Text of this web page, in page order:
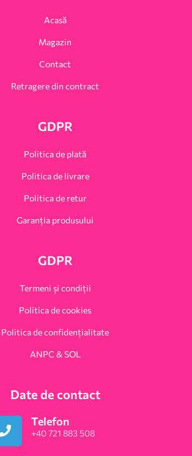
Acasă
Magazin
Contact
Retragere din contract
GDPR
Politica de plată
Politica de livrare
Politica de retur
Garanția produsului
GDPR
Termeni și condiții
Politica de cookies
Politica de confidențialitate
ANPC & SOL
Date de contact
Telefon
+40 721 883 508